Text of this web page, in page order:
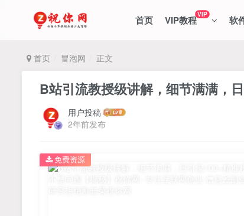
首页 VIP教程VIP 软
首页 冒泡网 正文
B站引流教授级讲解，细节满满，
用户投稿
2年前发布
免费资源